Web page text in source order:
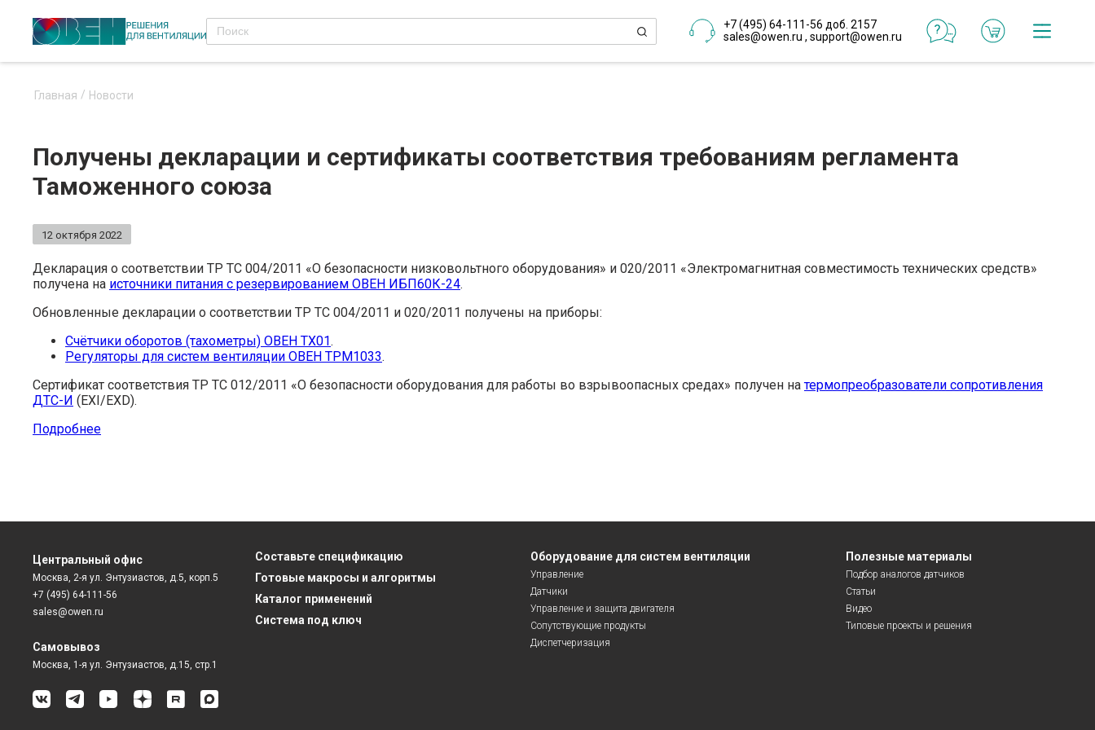
+7 (495) 64-111-56 доб. 2157
sales@owen.ru , support@owen.ru
Главная Новости
Получены декларации и сертификаты соответствия требованиям регламента
Таможенного союза
12 октября 2022
Декларация о соответствии ТР ТС 004/2011 «О безопасности низковольтного оборудования» и 020/2011 «Электромагнитная совместимость технических средств»
получена на источники питания с резервированием ОВЕН ИБП60К-24.
Обновленные декларации о соответствии ТР ТС 004/2011 и 020/2011 получены на приборы:
Счётчики оборотов (тахометры) ОВЕН ТХ01.
Регуляторы для систем вентиляции ОВЕН ТРМ1033.
Сертификат соответствия ТР ТС 012/2011 «О безопасности оборудования для работы во взрывоопасных средах» получен натермопреобразователи сопротивления
ДТС-И (EXI/EXD).
Подробнее
Центральный офис
Москва, 2-я ул. Энтузиастов, д.5, корп.5
+7 (495) 64-111-56
sales@owen.ru
Самовывоз
Москва, 1-я ул. Энтузиастов, д.15, стр.1
Составьте спецификацию
Готовые макросы и алгоритмы
Каталог применений
Система под ключ
Оборудование для систем вентиляции
Управление
Датчики
Управление и защита двигателя
Сопутствующие продукты
Диспетчеризация
Полезные материалы
Подбор аналогов датчиков
Статьи
Видео
Типовые проекты и решения